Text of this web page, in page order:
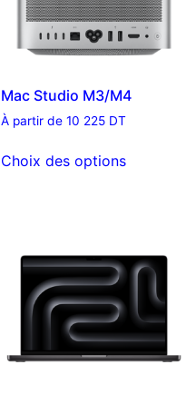
Mac Studio M3/M4
À partir de 10 225DT
Choix des options